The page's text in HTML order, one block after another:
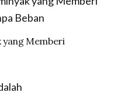
yang Memberi